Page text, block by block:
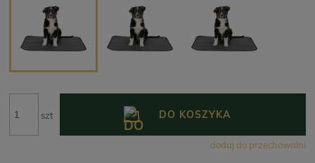
szt DO KOSZYKA
dodaj do przechowalni